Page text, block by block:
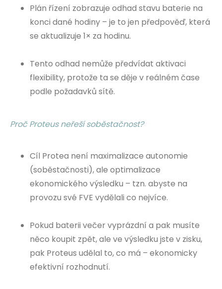
Plán řízení zobrazuje odhad stavu baterie na
konci dané hodiny – je to jen předpověď, která
se aktualizuje 1× za hodinu.
Tento odhad nemůže předvídat aktivaci
flexibility, protože ta se děje v reálném čase
podle požadavků sítě.
Proč Proteus neřeší soběstačnost?
Cíl Protea není maximalizace autonomie
(soběstačnosti), ale optimalizace
ekonomického výsledku – tzn. abyste na
provozu své FVE vydělali co nejvíce.
Pokud baterii večer vyprázdní a pak musíte
něco koupit zpět, ale ve výsledku jste v zisku,
pak Proteus udělal to, co má – ekonomicky
efektivní rozhodnutí.